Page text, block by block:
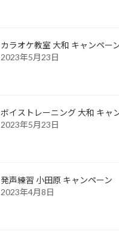
カラオケ教室 大和 キャンペー
2023年5月23日
ボイストレーニング 大和 キャ
2023年5月23日
発声練習 小田原 キャンペーン
2023年4月8日